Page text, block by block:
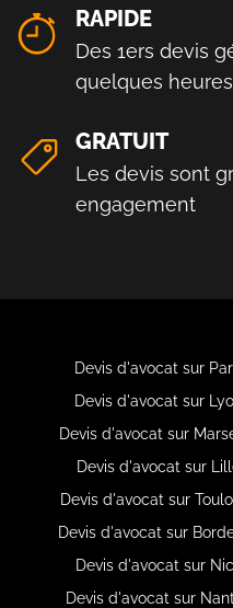
RAPIDE
Des 1ers devis
quelques heures
GRATUIT
Les devis sont
engagement
Devis d'avocat sur
Devis d'avocat sur
Devis d'avocat sur
Devis d'avocat sur
Devis d'avocat sur
Devis d'avocat sur
Devis d'avocat sur
Devis d'avocat sur